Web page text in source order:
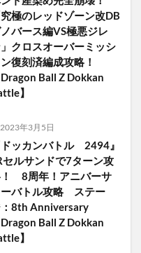
究極のレッドゾーン改DB
バース編VS極悪ジレ
クロスオーバーミッシ
ン復刻済編成攻略！
Dragon Ball Z Dokkan
】
2023年3月5日
ドッカンバトル 2494』
セルサンドで7ターン攻
8周年！アニバーサ
ーバトル攻略 ステー
：8th Anniversary
Dragon Ball Z Dokkan
】